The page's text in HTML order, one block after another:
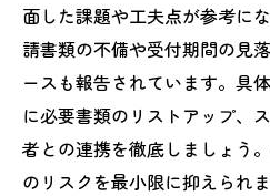
面した課題や工夫点が参考に
請書類の不備や受付期間の見
ースも報告されています。具
に必要書類のリストアップ、
者との連携を徹底しましょう
のリスクを最小限に抑えられま